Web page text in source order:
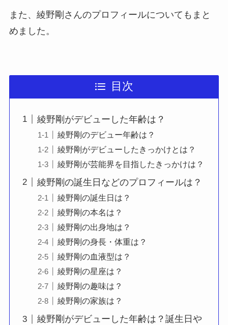
また、綾野剛さんのプロフィールについてもまと
めました。
目次
綾野剛がデビューした年齢は？
綾野剛のデビュー年齢は？
綾野剛がデビューしたきっかけとは？
綾野剛が芸能界を目指したきっかけは？
綾野剛の誕生日などのプロフィールは？
綾野剛の誕生日は？
綾野剛の本名は？
綾野剛の出身地は？
綾野剛の身長・体重は？
綾野剛の血液型は？
綾野剛の星座は？
綾野剛の趣味は？
綾野剛の家族は？
綾野剛がデビューした年齢は？誕生日や